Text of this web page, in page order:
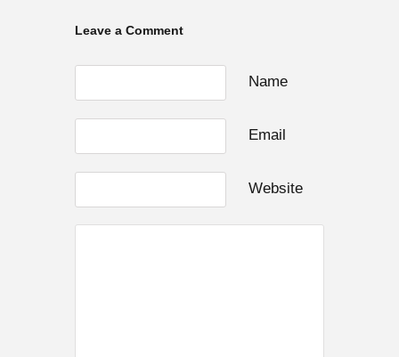
Leave a Comment
Name
Email
Website